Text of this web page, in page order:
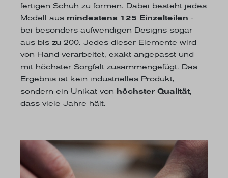
fertigen Schuh zu formen. Dabei besteht jedes
Modell aus mindestens 125 Einzelteilen -
bei besonders aufwendigen Designs sogar
aus bis zu 200. Jedes dieser Elemente wird
von Hand verarbeitet, exakt angepasst und
mit höchster Sorgfalt zusammengefügt. Das
Ergebnis ist kein industrielles Produkt,
sondern ein Unikat von höchster Qualität,
dass viele Jahre hält.